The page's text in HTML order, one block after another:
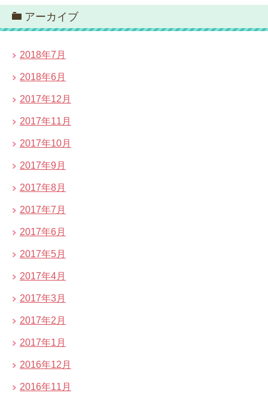
アーカイブ
2018年7月
2018年6月
2017年12月
2017年11月
2017年10月
2017年9月
2017年8月
2017年7月
2017年6月
2017年5月
2017年4月
2017年3月
2017年2月
2017年1月
2016年12月
2016年11月